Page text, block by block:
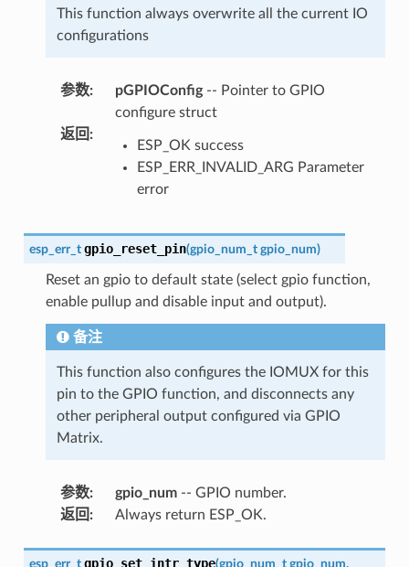
This function always overwrite all the current IO
configurations
参数: pGPIOConfig-- Pointer to GPIO
configure struct
返回 :
ESP_OK success
ESP_ERR_INVALID_ARG Parameter
error
esp_err_t gpio_reset_pin(gpio_num_t gpio_num)
Reset an gpio to default state (select gpio function,
enable pullup and disable input and output).
备注
This function also configures the IOMUX for this
pin to the GPIO function, and disconnects any
other peripheral output configured via GPIO
Matrix.
参数: gpio_num-- GPIO number.
返回 : Always return ESP_OK.
esp_err_t gpio_set_intr_type(gpio_num_t gpio_num,